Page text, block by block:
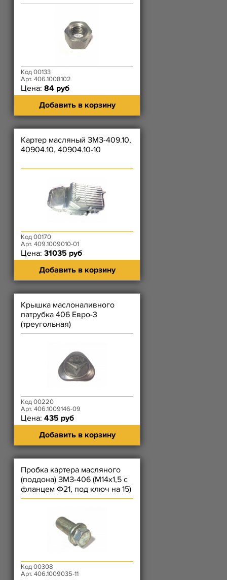
коллектора); Гайка ЗМЗ-514
Код 00133
Арт. 406.1008102
Цена: 84 руб
Добавить в корзину
Картер масляный ЗМЗ-409.10,
40904.10, 40904.10-10
Код 00170
Арт. 409.1009010-01
Цена: 31035 руб
Добавить в корзину
Крышка маслоналивного
патрубка 406 Евро-3
(треугольная)
Код 00220
Арт. 406.1009146-09
Цена: 435 руб
Добавить в корзину
Пробка картера масляного
(поддона) ЗМЗ-406 (М14х1,5 с
фланцем Ф21, под ключ на 15)
Код 00308
Арт. 406.1009035-11